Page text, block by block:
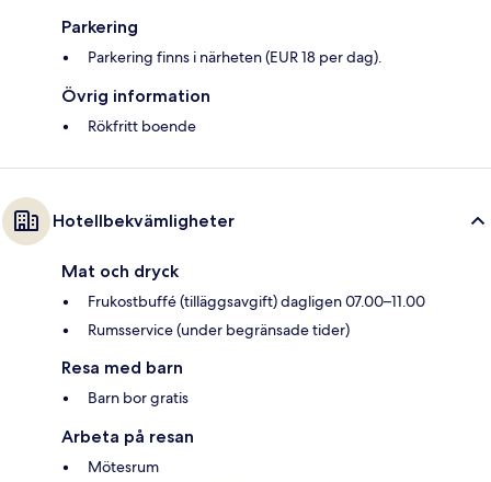
Parkering
Parkering finns i närheten (EUR 18 per dag).
Övrig information
Rökfritt boende
Hotellbekvämligheter
Mat och dryck
Frukostbuffé (tilläggsavgift) dagligen 07.00–11.00
Rumsservice (under begränsade tider)
Resa med barn
Barn bor gratis
Arbeta på resan
Mötesrum